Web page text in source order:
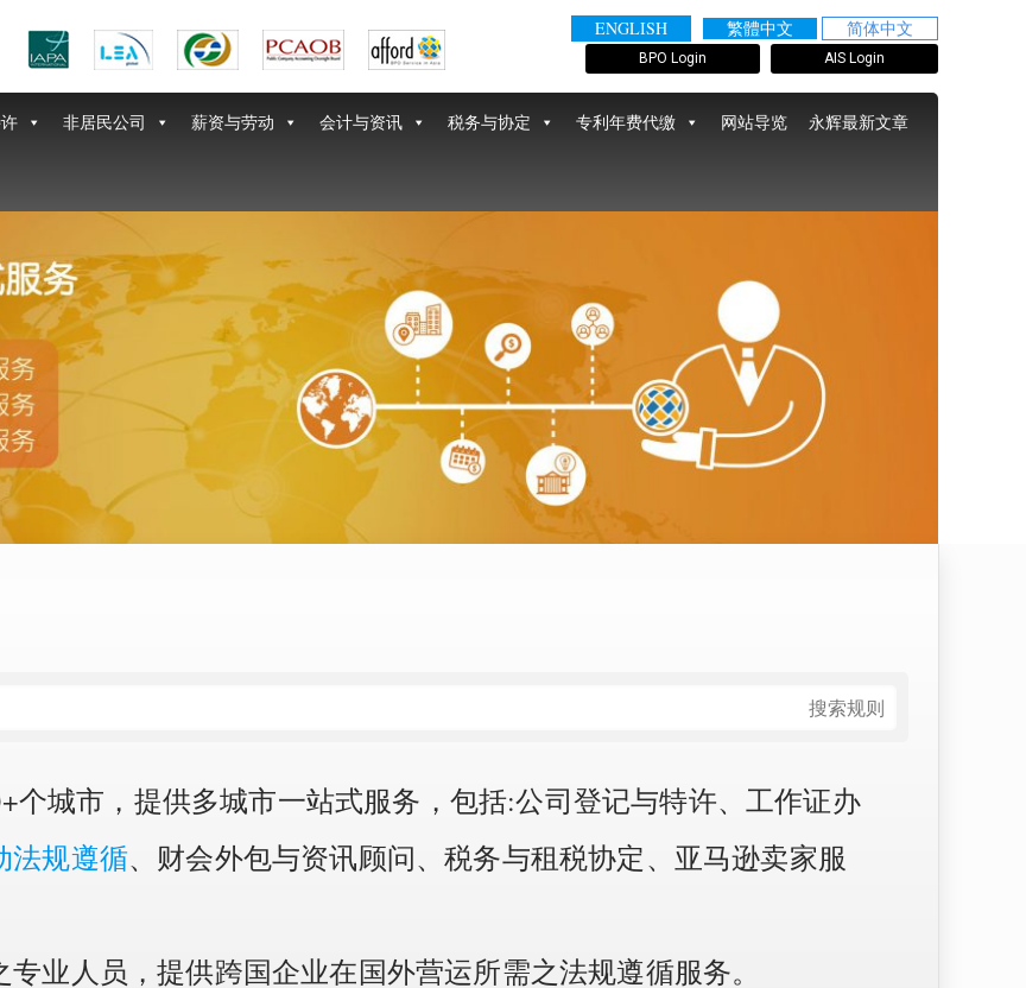
ENGLISH 繁體中文 简体中文
BPO Login AIS Login
非居民公司 薪资与劳动 会计与资讯 税务与协定 专利年费代缴 网站导览 永辉最新文章
搜索规则
个城市，提供多城市一站式服务，包括:公司登记与特许、工作证办
法规遵循、财会外包与资讯顾问、税务与租税协定、亚马逊卖家服
业人员，提供跨国企业在国外营运所需之法规遵循服务。